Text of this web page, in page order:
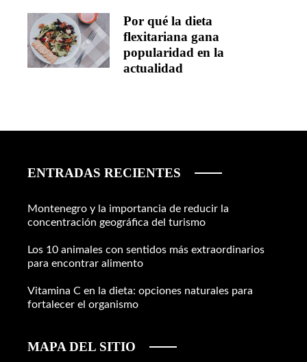
Por qué la dieta
flexitariana gana
popularidad en la
actualidad
ENTRADAS RECIENTES
Montenegro y la importancia de reducir la
concentración geográfica del turismo
Los 10 animales con sentidos más extraordinarios
para encontrar alimento
Vitamina C en la dieta: opciones naturales para
fortalecer el organismo
MAPA DEL SITIO